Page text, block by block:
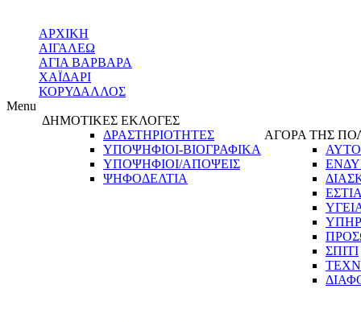
ΑΡΧΙΚΗ
ΑΙΓΑΛΕΩ
ΑΓΙΑ ΒΑΡΒΑΡΑ
ΧΑΪΔΑΡΙ
ΚΟΡΥΔΑΛΛΟΣ
Menu
ΔΗΜΟΤΙΚΕΣ ΕΚΛΟΓΕΣ
ΔΡΑΣΤΗΡΙΟΤΗΤΕΣ
ΥΠΟΨΗΦΙΟΙ-ΒΙΟΓΡΑΦΙΚΑ
ΥΠΟΨΗΦΙΟΙ/ΑΠΟΨΕΙΣ
ΨΗΦΟΔΕΛΤΙΑ
ΑΓΟΡΑ ΤΗΣ
ΣΠΙΤΙ